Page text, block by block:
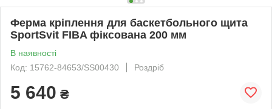
Ферма кріплення для баскетбольного щита
SportSvit FIBA фіксована 200 мм
В наявності
Код: 15762-84653/SS00430
Роздріб
5 640 ₴